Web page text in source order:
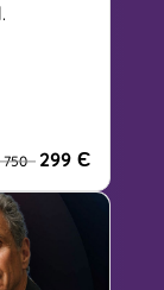
750 299 Є